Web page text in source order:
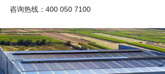
咨询热线：400 050 7100